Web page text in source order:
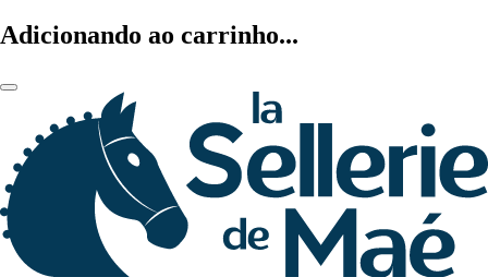
Adicionando ao carrinho...